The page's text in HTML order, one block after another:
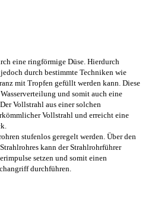
eine ringförmige Düse. Hierdurch
durch bestimmte Techniken wie
mit Tropfen gefüllt werden kann. Diese
und somit auch eine
Vollstrahl aus einer solchen
Vollstrahl und erreicht eine
stufenlos geregelt werden. Über den
kann der Strahlrohrführer
setzen und somit einen
durchführen.